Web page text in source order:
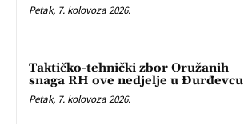
Petak, 7. kolovoza 2026.
Taktičko-tehnički zbor Oružanih
snaga RH ove nedjelje u Đurđevcu
Petak, 7. kolovoza 2026.